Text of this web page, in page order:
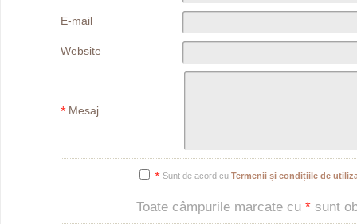
E-mail
Website
* Mesaj
* Sunt de acord cu Termenii și condițiile de
Toate câmpurile marcate cu * sunt